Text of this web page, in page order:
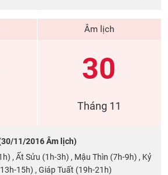
Âm lịch
30
Tháng 11
11/2016 Âm lịch)
, Ất Sửu (1h-3h) , Mậu Thìn (7h-9h) , Kỷ
15h) , Giáp Tuất (19h-21h)